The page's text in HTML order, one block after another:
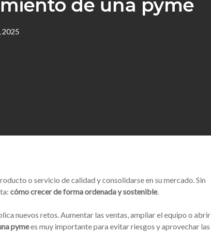
de una pyme
2025
o servicio de calidad y consolidarse en su mercado. Sin
cómo crecer de forma ordenada y sostenible.
nuevos retos. Aumentar las ventas, ampliar el equipo o abrir
pymees muy importante para evitar riesgos y aprovechar las